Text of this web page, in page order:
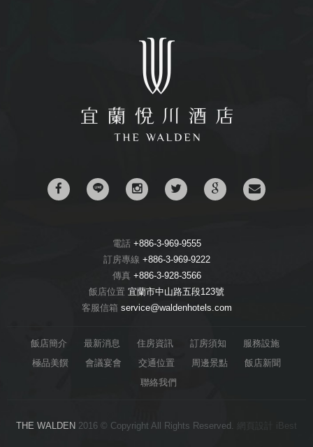
電話 +886-3-969-9555
訂房專線 +886-3-969-9222
傳真 +886-3-928-3566
飯店位置 宜蘭市中山路五段123號
客服信箱 service@waldenhotels.com
飯店簡介 最新消息 住房資訊 訂房須知
服務設施
極品美饌
會議宴會 交通位置 周邊景點
飯店新聞
聯絡我們
THE WALDEN 2016 © Copyright All Rights Reserved. iBest